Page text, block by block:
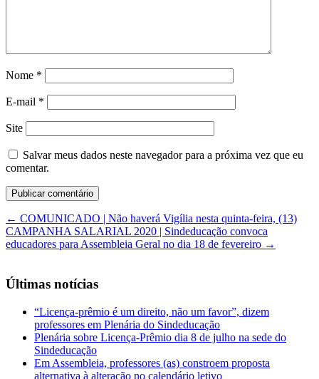
Nome *
E-mail *
Site
Salvar meus dados neste navegador para a próxima vez que eu
comentar.
← COMUNICADO | Não haverá Vigília nesta quinta-feira, (13)
CAMPANHA SALARIAL 2020 | Sindeducação convoca
educadores para Assembleia Geral no dia 18 de fevereiro →
Últimas notícias
“Licença-prêmio é um direito, não um favor”, dizem
professores em Plenária do Sindeducação
Plenária sobre Licença-Prêmio dia 8 de julho na sede do
Sindeducação
Em Assembleia, professores (as) constroem proposta
alternativa à alteração no calendário letivo